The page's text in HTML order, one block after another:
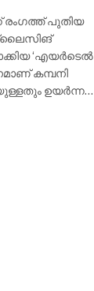
പുതിയ
‘എയർടെൽ
കമ്പനി
ഉയർന്ന…